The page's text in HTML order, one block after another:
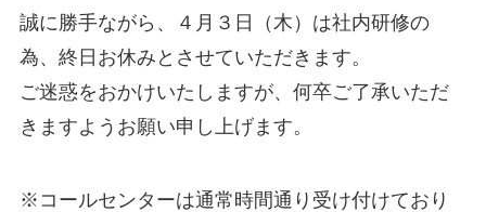
誠に勝手ながら、４月３日（木）は社内研修の
為、終日お休みとさせていただきます。
ご迷惑をおかけいたしますが、何卒ご了承いただ
きますようお願い申し上げます。
※コールセンターは通常時間通り受け付けており